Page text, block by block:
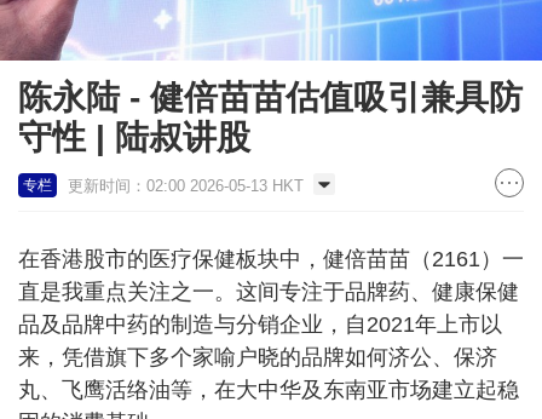
陈永陆 - 健倍苗苗估值吸引兼具防
守性 | 陆叔讲股
专栏 更新时间：02:00 2026-05-13 HKT
在香港股市的医疗保健板块中，健倍苗苗（2161）一
直是我重点关注之一。这间专注于品牌药、健康保健
品及品牌中药的制造与分销企业，自2021年上市以
来，凭借旗下多个家喻户晓的品牌如何济公、保济
丸、飞鹰活络油等，在大中华及东南亚市场建立起稳